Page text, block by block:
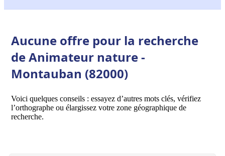
Aucune offre pour la recherche
de Animateur nature -
Montauban (82000)
Voici quelques conseils : essayez d’autres mots clés, vérifiez
l’orthographe ou élargissez votre zone géographique de
recherche.